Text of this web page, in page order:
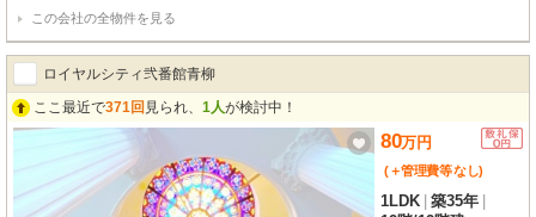
たかみを感じました。 対面キッチンはリビング全体を見渡せる配置で、料理
をしながら家族の様子を感じられる安心感があります。 作業スペースにも余
裕があり、日々の食事づくりはもちろん、ホームパーティーのような時間も楽
しめそうだと感じました。 キッチンとリビングの距離感がちょうどよく、コ
ミュニケーションを大切にした暮らしがイメージできます。 各居室も一つひ
点が魅力です。 寝室としての落ち着きはもちろん、ワークスペースや趣味の
部屋としても活用でき、ライフスタイルに合わせた使い方ができそうです。
ウォークインクローゼットやトランクルームも備わっており、収納力の高さも
日々の暮らしを支えてくれるポイントだと感じました。
この会社の全物件を見る
ロイヤルシティ弐番館青柳
ここ最近で371回 見られ、 1人が検討中！
80万円
(＋管理費等なし)
1LDK 築35年